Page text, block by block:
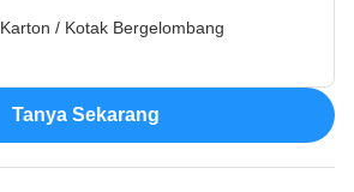
Karton / Kotak Bergelombang
Tanya Sekarang